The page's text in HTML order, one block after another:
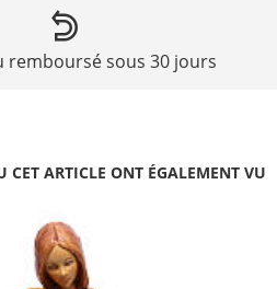
remboursé sous 30 jours
CET ARTICLE ONT ÉGALEMENT VU